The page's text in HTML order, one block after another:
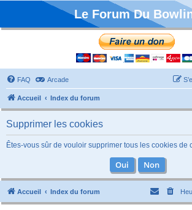
Le Forum Du
FAQ Arcade
Accueil Index du forum
Supprimer les cookies
Êtes-vous sûr de vouloir supprimer tous les cookies de
Accueil Index du forum